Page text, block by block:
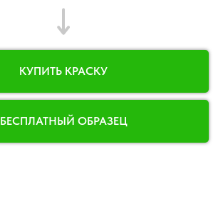
КУПИТЬ КРАСКУ
БЕСПЛАТНЫЙ ОБРАЗЕЦ